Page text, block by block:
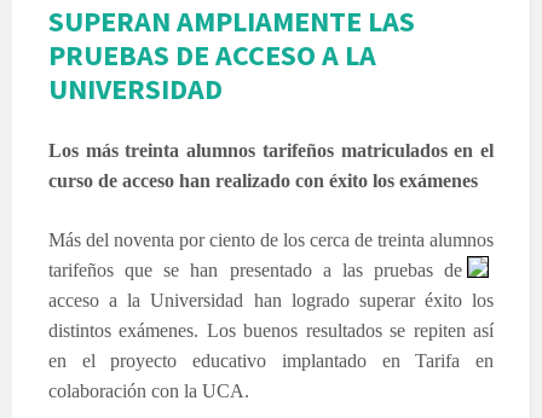
SUPERAN AMPLIAMENTE LAS
PRUEBAS DE ACCESO A LA
UNIVERSIDAD
Los más treinta alumnos tarifeños matriculados en el
curso de acceso han realizado con éxito los exámenes
Más del noventa por ciento de los cerca de treinta alumnos
tarifeñosque se han presentado a las pruebas de
acceso a la Universidad han logrado superar éxito los
distintos exámenes. Los buenos resultados se repiten así
en el proyecto educativo implantado en Tarifa en
colaboración con la UCA.